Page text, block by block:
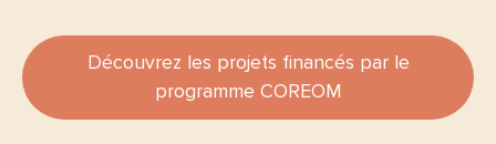
Découvrez les projets financés par le
programme COREOM